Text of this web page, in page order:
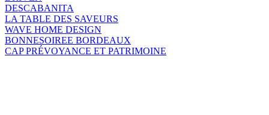
DESCABANITA
LA TABLE DES SAVEURS
WAVE HOME DESIGN
BONNESOIREE BORDEAUX
CAP PRÉVOYANCE ET PATRIMOINE